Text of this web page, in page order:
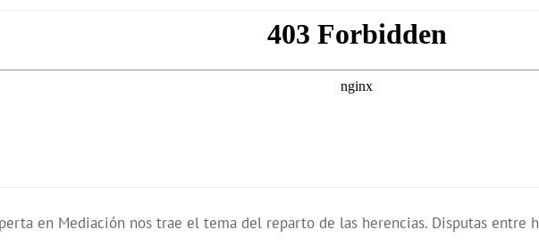
en Mediación nos trae el tema del reparto de las herencias. Disputas entre